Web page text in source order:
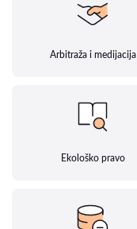
Arbitraža i medijacija
Ekološko pravo